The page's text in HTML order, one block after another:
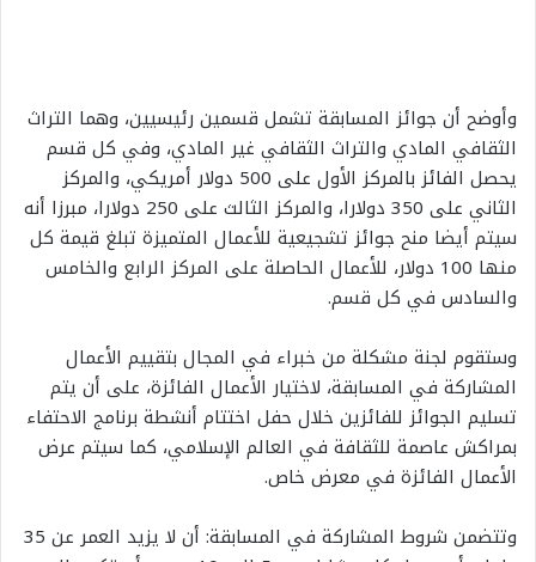
وأوضح أن جوائز المسابقة تشمل قسمين رئيسيين، وهما التراث
الثقافي المادي والتراث الثقافي غير المادي، وفي كل قسم
يحصل الفائز بالمركز الأول على دولار أمريكي، والمركز
الثاني على دولارا، والمركز الثالث على دولارا، مبرزا أنه
سيتم أيضا منح جوائز تشجيعية للأعمال المتميزة تبلغ قيمة كل
منها
دولار، للأعمال الحاصلة على المركز الرابع والخامس
والسادس في كل قسم.
وستقوم لجنة مشكلة من خبراء في المجال بتقييم الأعمال
المشاركة في المسابقة، لاختيار الأعمال الفائزة، على أن يتم
تسليم الجوائز للفائزين خلال حفل اختتام أنشطة برنامج الاحتفاء
بمراكش عاصمة للثقافة في العالم الإسلامي، كما سيتم عرض
الأعمال الفائزة في معرض خاص.
وتتضمن شروط المشاركة في المسابقة: أن لا يزيد العمر عن